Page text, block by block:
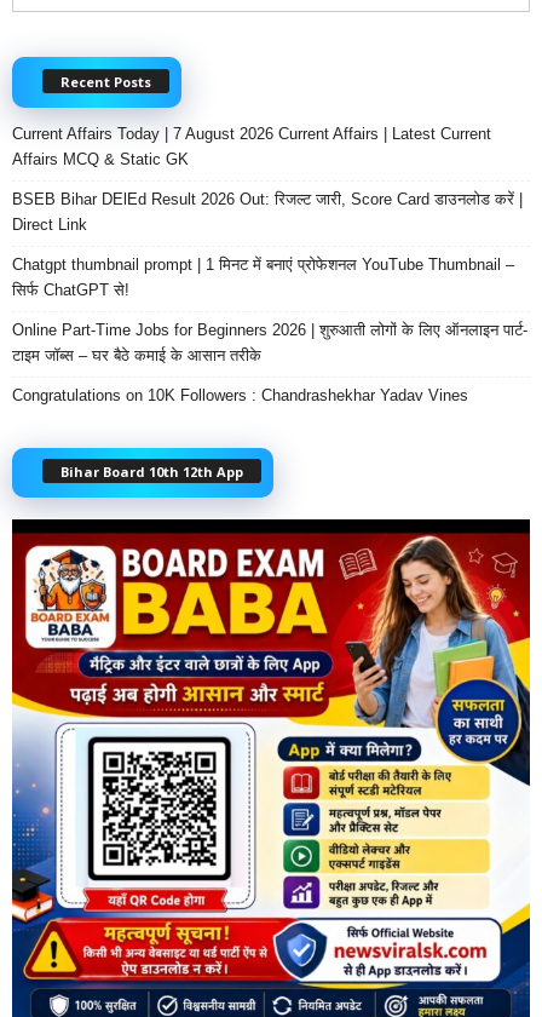
Recent Posts
Current Affairs Today | 7 August 2026 Current Affairs | Latest Current
Affairs MCQ & Static GK
BSEB Bihar DElEd Result 2026 Out: रिजल्ट जारी, Score Card डाउनलोड करें |
Direct Link
Chatgpt thumbnail prompt | 1 मिनट में बनाएं प्रोफेशनल YouTube Thumbnail –
सिर्फ ChatGPT से!
Online Part-Time Jobs for Beginners 2026 | शुरुआती लोगों के लिए ऑनलाइन पार्ट-
टाइम जॉब्स – घर बैठे कमाई के आसान तरीके
Congratulations on 10K Followers : Chandrashekhar Yadav Vines
Bihar Board 10th 12th App